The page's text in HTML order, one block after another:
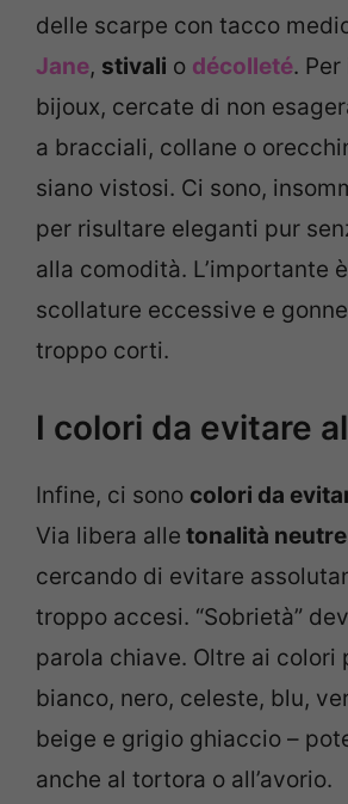
delle scarpe con tacco
Jane, stivali o décolleté.
bijoux, cercate di non
a bracciali, collane o
siano vistosi. Ci sono,
per risultare eleganti pur
alla comodità. L’importante
scollature eccessive e
troppo corti.
I colori da evitare
Infine, ci sono colori da
Via libera alle tonalità
cercando di evitare
troppo accesi. “Sobrietà”
parola chiave. Oltre ai colori
bianco, nero, celeste, blu,
beige e grigio ghiaccio –
anche al tortora o all’avorio.